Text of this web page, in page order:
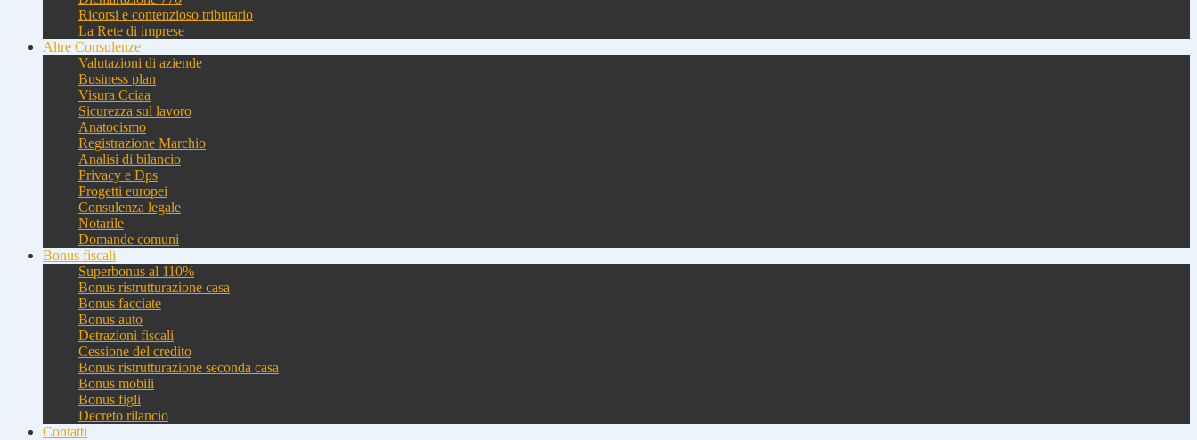
Ricorsi e contenzioso tributario
La Rete di imprese
Altre Consulenze
Valutazioni di aziende
Business plan
Visura Cciaa
Sicurezza sul lavoro
Anatocismo
Registrazione Marchio
Analisi di bilancio
Privacy e Dps
Progetti europei
Consulenza legale
Notarile
Domande comuni
Bonus fiscali
Superbonus al 110%
Bonus ristrutturazione casa
Bonus facciate
Bonus auto
Detrazioni fiscali
Cessione del credito
Bonus ristrutturazione seconda casa
Bonus mobili
Bonus figli
Decreto rilancio
Contatti